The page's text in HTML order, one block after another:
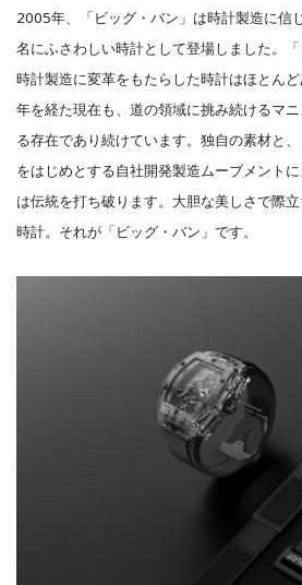
2005年、「ビッグ・バン」は時計製造に信
名にふさわしい時計として登場しました。
時計製造に変革をもたらした時計はほとん
年を経た現在も、道の領域に挑み続けるマ
る存在であり続けています。独自の素材と
をはじめとする自社開発製造ムーブメント
は伝統を打ち破ります。大胆な美しさで際
時計。それが「ビッグ・バン」です。